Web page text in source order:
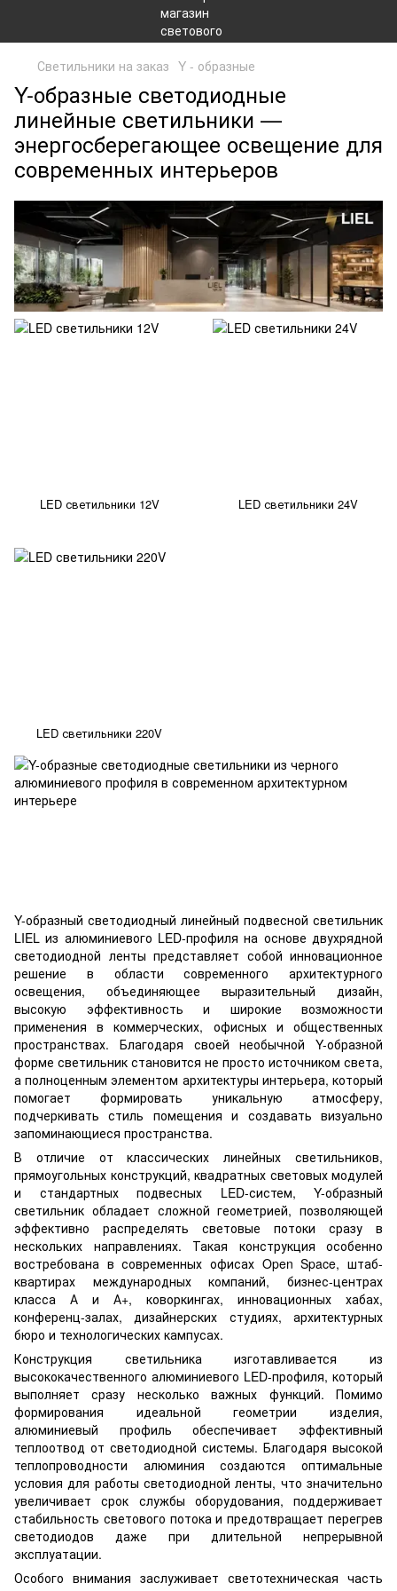
Светильники на заказ Y - образные
Y-образные светодиодные
линейные светильники —
энергосберегающее освещение для
современных интерьеров
Y-образный светодиодный линейный подвесной светильник
LIEL из алюминиевого LED-профиля на основе двухрядной
светодиодной ленты представляет собой инновационное
решение в области современного архитектурного
освещения, объединяющее выразительный дизайн,
высокую эффективность и широкие возможности
применения в коммерческих, офисных и общественных
пространствах. Благодаря своей необычной Y-образной
форме светильник становится не просто источником света,
а полноценным элементом архитектуры интерьера, который
помогает формировать уникальную атмосферу,
подчеркивать стиль помещения и создавать визуально
запоминающиеся пространства.
В отличие от классических линейных светильников,
прямоугольных конструкций, квадратных световых модулей
и стандартных подвесных LED-систем, Y-образный
светильник обладает сложной геометрией, позволяющей
эффективно распределять световые потоки сразу в
нескольких направлениях. Такая конструкция особенно
востребована в современных офисах Open Space, штаб-
квартирах международных компаний, бизнес-центрах
класса А и А+, коворкингах, инновационных хабах,
конференц-залах, дизайнерских студиях, архитектурных
бюро и технологических кампусах.
Конструкция светильника изготавливается из
высококачественного алюминиевого LED-профиля, который
выполняет сразу несколько важных функций. Помимо
формирования идеальной геометрии изделия,
алюминиевый профиль обеспечивает эффективный
теплоотвод от светодиодной системы. Благодаря высокой
теплопроводности алюминия создаются оптимальные
условия для работы светодиодной ленты, что значительно
увеличивает срок службы оборудования, поддерживает
стабильность светового потока и предотвращает перегрев
светодиодов даже при длительной непрерывной
эксплуатации.
Особого внимания заслуживает светотехническая часть
LED светильники 12V LED светильники 24V
LED светильники 220V